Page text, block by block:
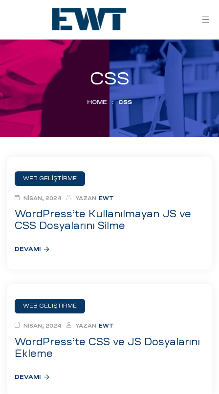
CSS
HOME : CSS
WEB GELIŞTIRME
WordPress’te Kullanılmayan JS ve
CSS Dosyalarını Silme
NISAN, 2024 YAZAN EWT
DEVAMI
WEB GELIŞTIRME
WordPress’te CSS ve JS Dosyalarını
Ekleme
NISAN, 2024 YAZAN EWT
DEVAMI